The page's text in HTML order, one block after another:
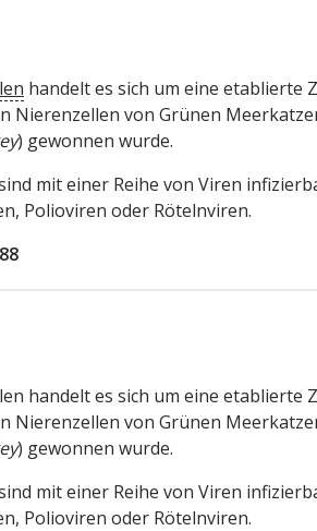
handelt es sich um eine etablierte
Nierenzellen von Grünen
) gewonnen wurde.
mit einer Reihe von Viren
Polioviren oder Rötelnviren.
handelt es sich um eine etablierte
Nierenzellen von Grünen
) gewonnen wurde.
mit einer Reihe von Viren
Polioviren oder Rötelnviren.